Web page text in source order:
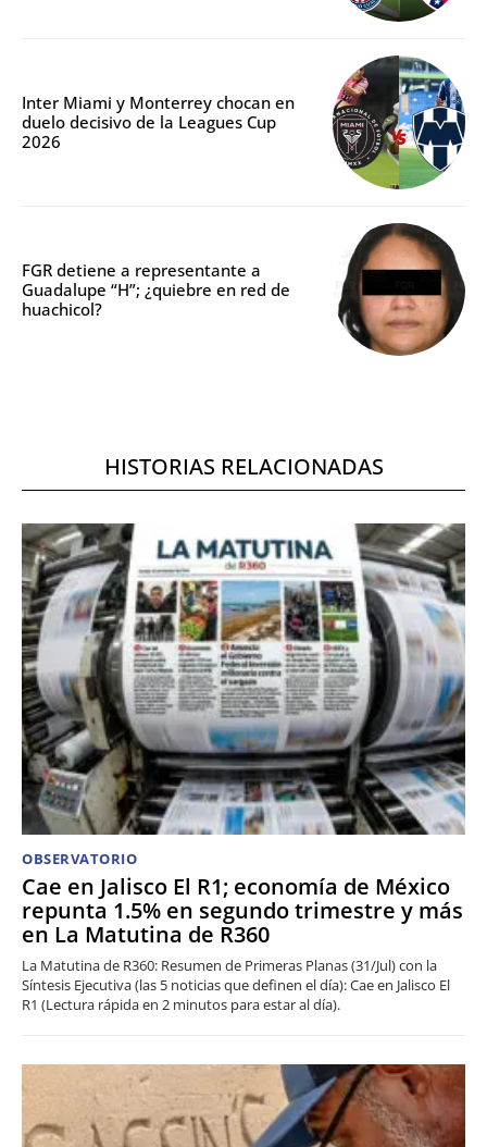
Inter Miami y Monterrey chocan en
duelo decisivo de la Leagues Cup
2026
FGR detiene a representante a
Guadalupe “H”; ¿quiebre en red de
huachicol?
HISTORIAS RELACIONADAS
OBSERVATORIO
Cae en Jalisco El R1; economía de México
repunta 1.5% en segundo trimestre y más
en La Matutina de R360
La Matutina de R360: Resumen de Primeras Planas (31/Jul) con la
Síntesis Ejecutiva (las 5 noticias que definen el día): Cae en Jalisco El
R1 (Lectura rápida en 2 minutos para estar al día).